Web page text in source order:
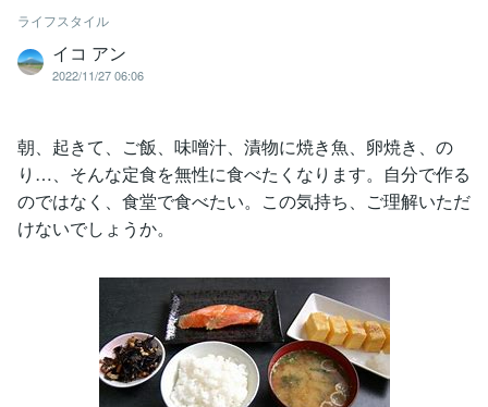
ライフスタイル
イコ アン
2022/11/27 06:06
朝、起きて、ご飯、味噌汁、漬物に焼き魚、卵焼き、の
り…、そんな定食を無性に食べたくなります。自分で作る
のではなく、食堂で食べたい。この気持ち、ご理解いただ
けないでしょうか。